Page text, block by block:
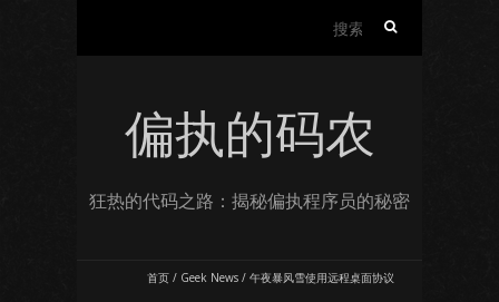
偏执的码农
狂热的代码之路：揭秘偏执程序员的秘密
首页 / Geek News / 午夜暴风雪使用远程桌面协议